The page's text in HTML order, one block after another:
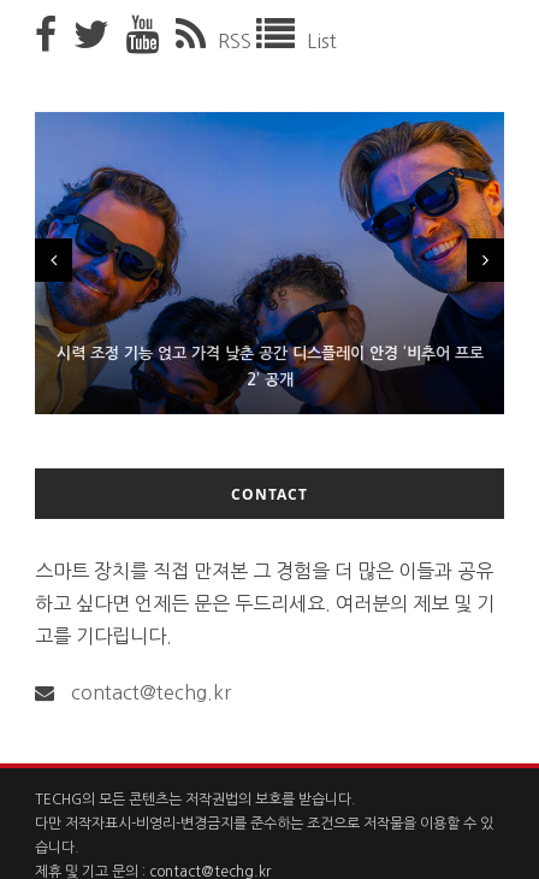
RSS List
시력 조정 기능 얹고 가격 낮춘 공간 디스플레이 안경 ‘비추어 프로
2’ 공개
D램 부족에 10억달러어치 아이폰18 프로세서 패키징 대기 중
300~400달러 반지형 스피커 준비하는 오픈AI
CONTACT
스마트 장치를 직접 만져본 그 경험을 더 많은 이들과 공유
하고 싶다면 언제든 문은 두드리세요. 여러분의 제보 및 기
고를 기다립니다.
contact@techg.kr
TECHG의 모든 콘텐츠는 저작권법의 보호를 받습니다.
다만 저작자표시-비영리-변경금지를 준수하는 조건으로 저작물을 이용할 수 있
습니다.
제휴 및 기고 문의 : contact@techg.kr